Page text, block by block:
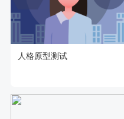
人格原型测试